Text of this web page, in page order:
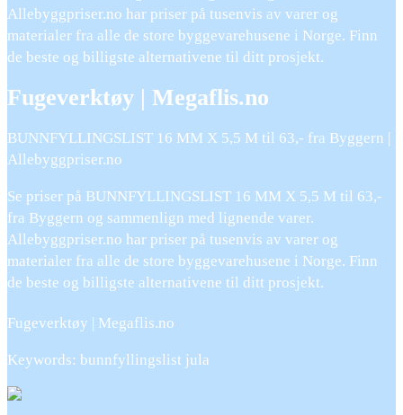
Allebyggpriser.no har priser på tusenvis av varer og
materialer fra alle de store byggevarehusene i Norge. Finn
de beste og billigste alternativene til ditt prosjekt.
Fugeverktøy | Megaflis.no
BUNNFYLLINGSLIST 16 MM X 5,5 M til 63,- fra Byggern |
Allebyggpriser.no
Se priser på BUNNFYLLINGSLIST 16 MM X 5,5 M til 63,-
fra Byggern og sammenlign med lignende varer.
Allebyggpriser.no har priser på tusenvis av varer og
materialer fra alle de store byggevarehusene i Norge. Finn
de beste og billigste alternativene til ditt prosjekt.
Fugeverktøy | Megaflis.no
Keywords: bunnfyllingslist jula